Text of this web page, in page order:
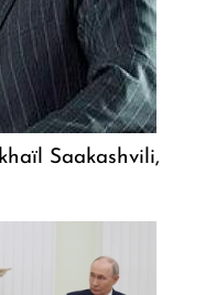
Saakashvili,